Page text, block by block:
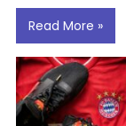
Read More »